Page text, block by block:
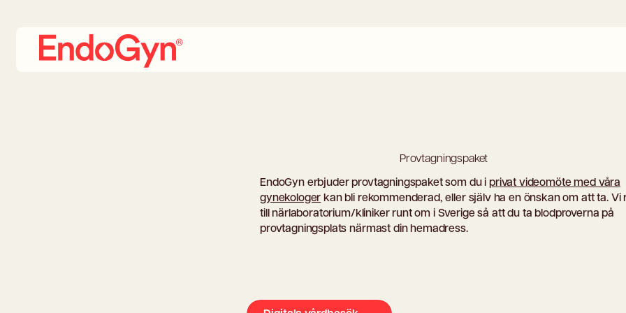
Provtagningspaket
EndoGyn erbjuder provtagningspaket som du iprivat videomöte med våra
gynekologerkan bli rekommenderad, eller själv ha en önskan om att ta. Vi
till närlaboratorium/kliniker runt om i Sverige så att du ta blodproverna på
provtagningsplats närmast din hemadress.